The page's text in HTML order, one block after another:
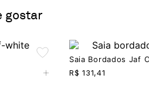
gostar
+
Saia Bordados Jaf
R$ 131,41